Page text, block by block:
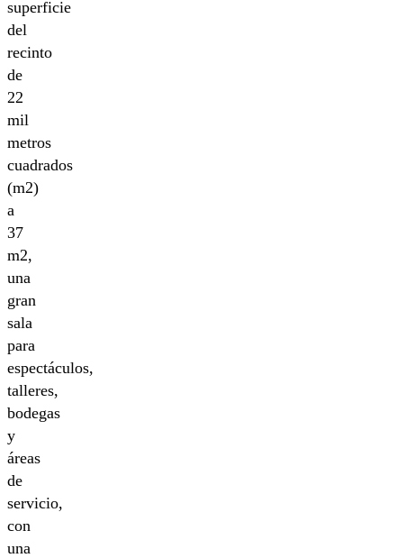
superficie
del
recinto
de
22
mil
metros
cuadrados
(m2)
a
37
m2,
una
gran
sala
para
espectáculos,
talleres,
bodegas
y
áreas
de
servicio,
con
una